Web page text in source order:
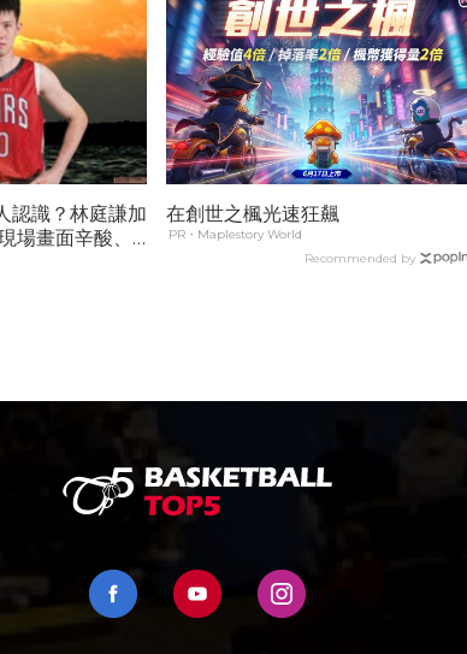
認識？林庭謙加
場畫面辛酸、
在創世之楓光速狂飆
PR・Maplestory World
Recommended by